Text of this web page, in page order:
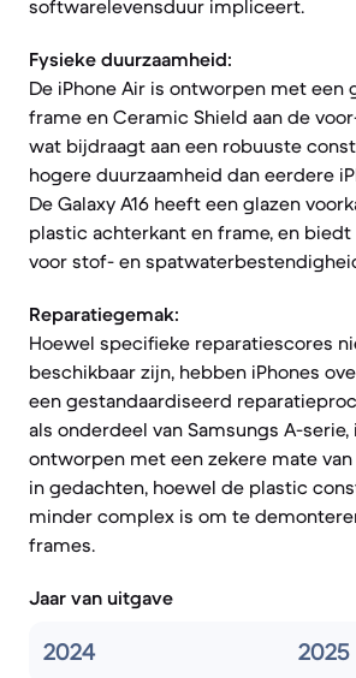
softwarelevensduur impliceert.
Fysieke duurzaamheid:
De iPhone Air is ontworpen met
frame en Ceramic Shield aan de
wat bijdraagt aan een robuuste
hogere duurzaamheid dan eerdere
De Galaxy A16 heeft een glazen
plastic achterkant en frame, en
voor stof- en
Reparatiegemak:
Hoewel specifieke reparatiescores
beschikbaar zijn, hebben iPhones
een gestandaardiseerd
als onderdeel van Samsungs A-serie,
ontworpen met een zekere mate
in gedachten, hoewel de plastic
minder complex is om te
frames.
Jaar van uitgave
2024 2025